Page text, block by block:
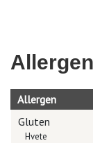
Allergen
Gluten
Hvete